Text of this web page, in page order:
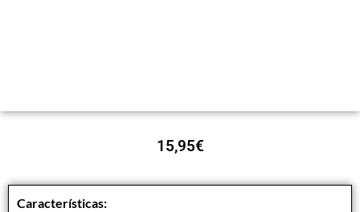
15,95€
Características: